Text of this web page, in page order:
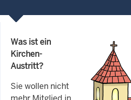
Was ist ein
Kirchen-
Austritt?
Sie wollen nicht